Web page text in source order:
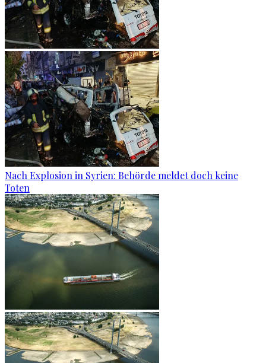
Nach Explosion in Syrien: Behörde meldet doch keine
Toten